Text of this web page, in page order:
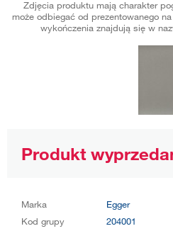
Zdjęcia produktu mają charakter
może odbiegać od prezentowanego
wykończenia znajdują się w
Produkt
Marka
Egger
Kod grupy
204001